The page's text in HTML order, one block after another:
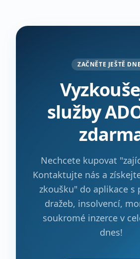
ZAČNĚTE JEŠTĚ
služby
Nechcete kupovat
Kontaktujte nás a
zkoušku" do aplikace s
dražeb, insolvencí,
soukromé inzerce v
dnes!